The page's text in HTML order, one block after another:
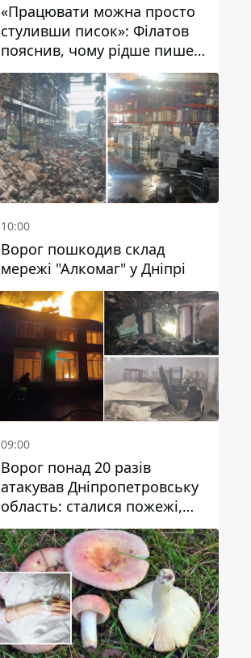
«Працювати можна просто
стуливши писок»: Філатов
пояснив, чому рідше пише у
соцмережах та
розкритикував медійність
чиновників
10:00
Ворог пошкодив склад
мережі "Алкомаг" у Дніпрі
09:00
Ворог понад 20 разів
атакував Дніпропетровську
область: сталися пожежі,
постраждали будинки,
інфраструктура та авто